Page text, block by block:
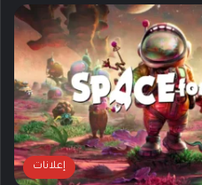
إعلانات